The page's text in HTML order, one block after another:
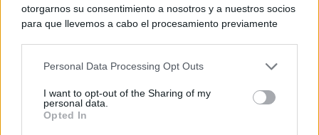
otorgarnos su consentimiento a nosotros y a nuestros socios
para que llevemos a cabo el procesamiento previamente
negar su consentimiento. Tenga en cuenta que algún
de su consentimiento, pero usted tiene el derecho de
rechazar tal procesamiento. Sus preferencias se aplicarán
Personal Data Processing Opt Outs
I want to opt-out of the Sharing of my
personal data.
Opted In